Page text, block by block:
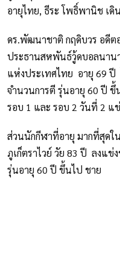
อายุไทย, ธีระ โพธิ์พานิช เ
ดร.พัฒนาชาติ กฤดิบวร อดีต
ประธานสหพันธ์วู้ดบอลนาน
แห่งประเทศไทย อายุ 69
จำนวนการตี รุ่นอายุ 60 ปี
รอบ 1 และ รอบ 2 วันที่ 2 แ
ส่วนนักกีฬาที่อายุ มากที่สุดใ
ภูเก็ตราไวย์ วัย 83 ปี ลงแ
รุ่นอายุ 60 ปี ขึ้นไป ชาย